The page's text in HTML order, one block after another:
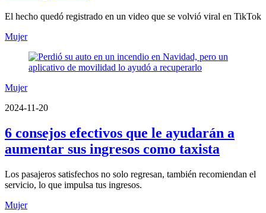
El hecho quedó registrado en un video que se volvió viral en TikTok
Mujer
Mujer
2024-11-20
6 consejos efectivos que le ayudarán a
aumentar sus ingresos como taxista
Los pasajeros satisfechos no solo regresan, también recomiendan el
servicio, lo que impulsa tus ingresos.
Mujer